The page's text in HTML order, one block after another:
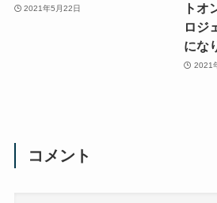
2021年5月22日
トオ
ロジ
にな
2021
コメント